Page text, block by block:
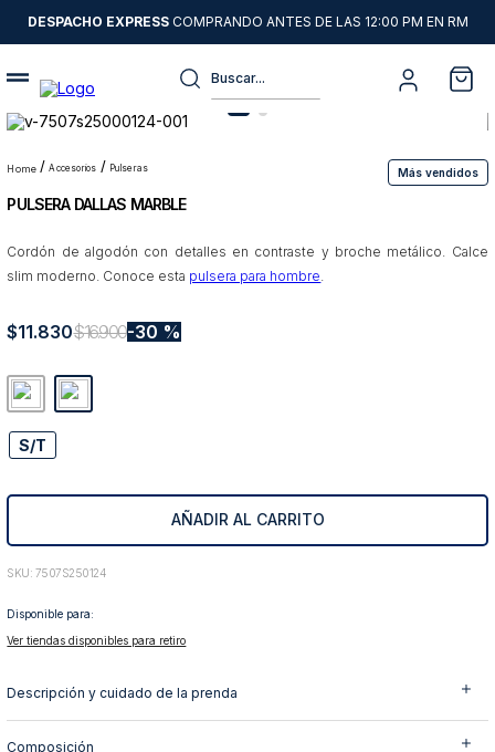
DESPACHO EXPRESSCOMPRANDO ANTES DE LAS 12:00 PM EN RM
Buscar...
accesorios pulseras Más vendidos
PULSERA DALLAS MARBLE
Cordón de algodón con detalles en contraste y broche metálico. Calce
slim moderno. Conoce esta pulsera para hombre.
$11.830$16.900 30 %
S/T
AÑADIR AL CARRITO
: 7507S250124
Disponible para:
Ver tiendas disponibles para retiro
Descripción y cuidado de la prenda
Composición
1.
sweater
2.
chaquetas
3.
camisas
5.
chaqueta cuero
7.
chaqueta
8.